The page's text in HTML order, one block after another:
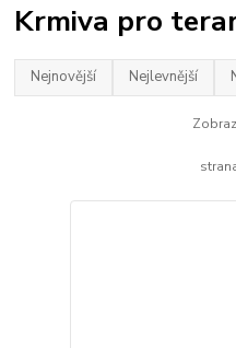
Krmiva pro
Nejnovější Nejlevnější